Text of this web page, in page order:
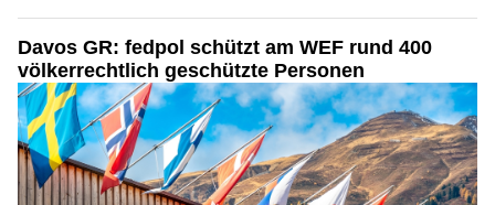
Davos GR: fedpol schützt am WEF rund 400
völkerrechtlich geschützte Personen